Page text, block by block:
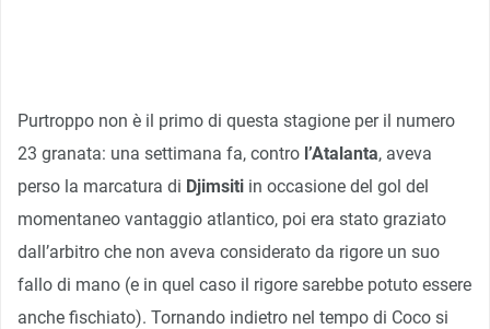
Purtroppo non è il primo di questa stagione per il numero
23 granata: una settimana fa, contro l’Atalanta, aveva
perso la marcatura di Djimsiti in occasione del gol del
momentaneo vantaggio atlantico, poi era stato graziato
dall’arbitro che non aveva considerato da rigore un suo
fallo di mano (e in quel caso il rigore sarebbe potuto essere
anche fischiato). Tornando indietro nel tempo di Coco si